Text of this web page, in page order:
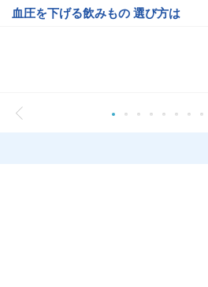
血圧を下げる飲みもの 選び方は